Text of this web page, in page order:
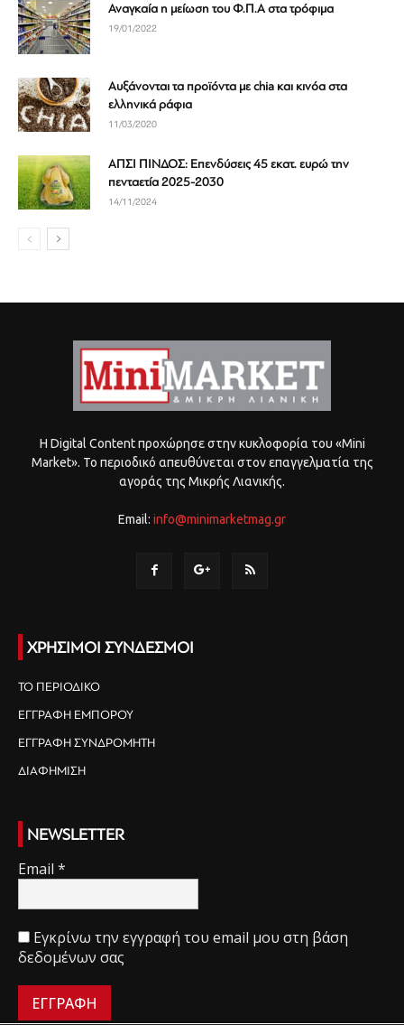
Αναγκαία η μείωση του Φ.Π.Α στα τρόφιμα
19/01/2022
Αυξάνονται τα προϊόντα με chia και κινόα στα
ελληνικά ράφια
11/03/2020
ΑΠΣΙ ΠΙΝΔΟΣ: Επενδύσεις 45 εκατ. ευρώ την
πενταετία 2025-2030
14/11/2024
Η Digital Content προχώρησε στην κυκλοφορία του «Mini
Market». Το περιοδικό απευθύνεται στον επαγγελματία της
αγοράς της Μικρής Λιανικής.
Email: info@minimarketmag.gr
ΧΡΗΣΙΜΟΙ ΣΥΝΔΕΣΜΟΙ
ΤΟ ΠΕΡΙΟΔΙΚΟ
ΕΓΓΡΑΦΗ ΕΜΠΟΡΟΥ
ΕΓΓΡΑΦΗ ΣΥΝΔΡΟΜΗΤΗ
ΔΙΑΦΗΜΙΣΗ
NEWSLETTER
Email *
Εγκρίνω την εγγραφή του email μου στη βάση
δεδομένων σας